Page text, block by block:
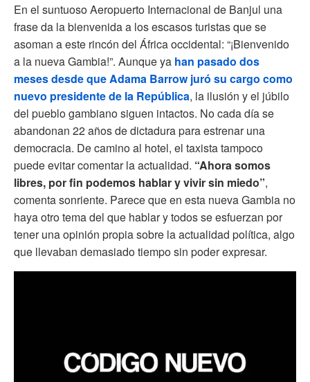
En el suntuoso Aeropuerto Internacional de Banjul una
frase da la bienvenida a los escasos turistas que se
asoman a este rincón del África occidental: “¡Bienvenido
a la nueva Gambia!”. Aunque ya han pasado dos
meses desde que Adama Barrow juró su cargo como
nuevo presidente de la República, la ilusión y el júbilo
del pueblo gambiano siguen intactos. No cada día se
abandonan 22 años de dictadura para estrenar una
democracia. De camino al hotel, el taxista tampoco
puede evitar comentar la actualidad. “Ahora somos
libres, por fin podemos hablar y vivir sin miedo”,
comenta sonriente. Parece que en esta nueva Gambia no
haya otro tema del que hablar y todos se esfuerzan por
tener una opinión propia sobre la actualidad política, algo
que llevaban demasiado tiempo sin poder expresar.